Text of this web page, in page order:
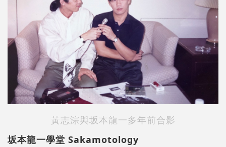
黃志淙與坂本龍一多年前合影
坂本龍一學堂 Sakamotology